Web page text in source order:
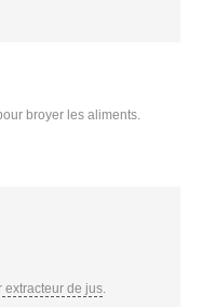
broyer les aliments.
extracteur de jus.